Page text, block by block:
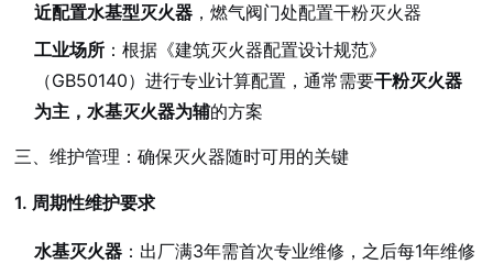
近配置水基型灭火器 ，燃气阀门处配置干粉灭火器
工业场所 ：根据《建筑灭火器配置设计规范》
（GB50140）进行专业计算配置，通常需要干粉灭火器
为主，水基灭火器为辅的方案
三、维护管理：确保灭火器随时可用的关键
1. 周期性维护要求
水基灭火器 ：出厂满3年需首次专业维修，之后每1年维修